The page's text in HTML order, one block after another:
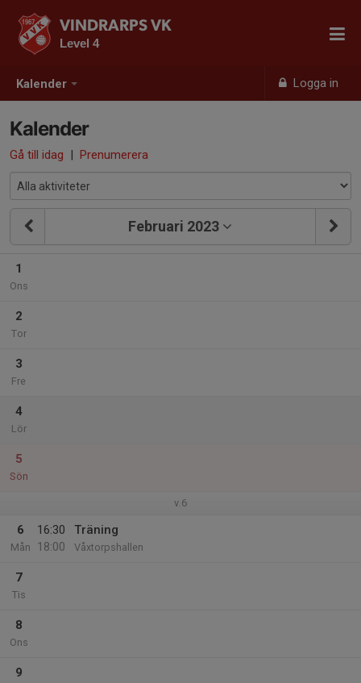
Kalender Logga in
VINDRARPS VK
Level 4
Kalender
Gå till idag | Prenumerera
Februari 2023
1
Ons
2
Tor
3
Fre
4
Lör
5
Sön
v.6
6
Mån
16:30
18:00
Träning
Våxtorpshallen
7
Tis
8
Ons
9